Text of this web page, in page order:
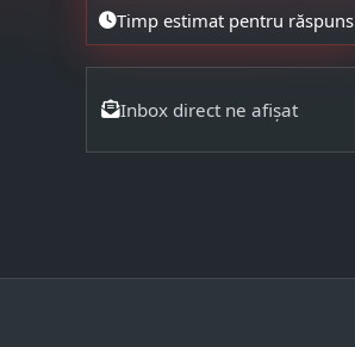
Timp estimat pentru răspuns
Inbox direct ne afișat